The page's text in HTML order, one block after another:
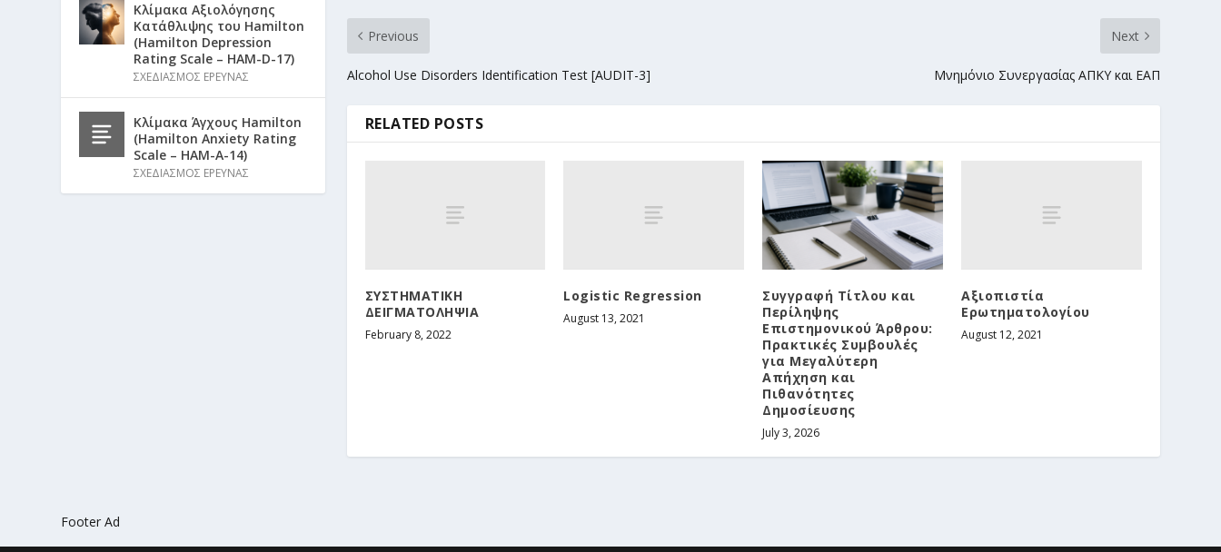
Previous
Alcohol Use Disorders Identification Test [AUDIT-3]
Next
Μνημόνιο Συνεργασίας ΑΠΚΥ και ΕΑΠ
RELATED POSTS
ΣΥΣΤΗΜΑΤΙΚΗ
ΔΕΙΓΜΑΤΟΛΗΨΙΑ
February 8, 2022
Logistic Regression
August 13, 2021
Συγγραφή Τίτλου και
Περίληψης
Επιστημονικού Άρθρου:
Πρακτικές Συμβουλές
για Μεγαλύτερη
Απήχηση και
Πιθανότητες
Δημοσίευσης
July 3, 2026
Αξιοπιστία
Ερωτηματολογίου
August 12, 2021
Κλίμακα Αξιολόγησης
Κατάθλιψης του Hamilton
(Hamilton Depression
Rating Scale – HAM-D-17)
ΣΧΕΔΙΑΣΜΟΣ ΕΡΕΥΝΑΣ
Κλίμακα Άγχους Hamilton
(Hamilton Anxiety Rating
Scale – HAM-A-14)
ΣΧΕΔΙΑΣΜΟΣ ΕΡΕΥΝΑΣ
Footer Ad